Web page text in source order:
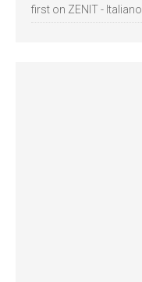
first on ZENIT - Italiano.